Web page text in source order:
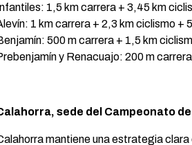
1,5 km carrera + 3,45 km
1 km carrera + 2,3 km ciclismo +
500 m carrera + 1,5 km
y Renacuajo: 200 m
sede del Campeonato
mantiene una estrategia